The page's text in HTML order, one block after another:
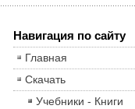
Навигация по сайту
Главная
Скачать
Учебники - Книги